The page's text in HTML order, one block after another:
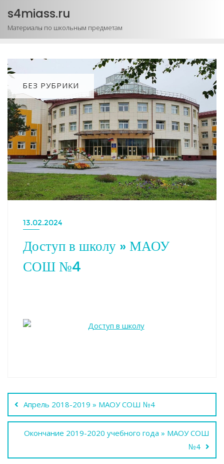
Промотать
содержимому
s4miass.ru
Материалы по школьным предметам
БЕЗ РУБРИКИ
13.02.2024
Доступ в школу » МАОУ
СОШ №4
Навигация
по
записям
Апрель 2018-2019 » МАОУ СОШ №4
Окончание 2019-2020 учебного года » МАОУ СОШ
№4